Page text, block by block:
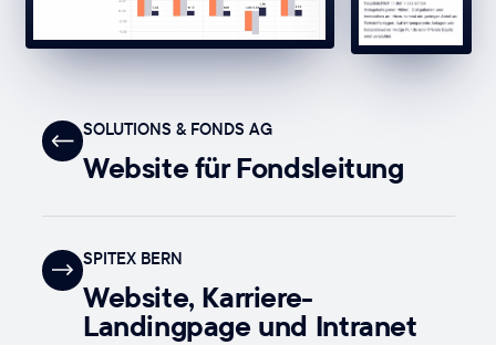
SOLUTIONS & FONDS AG
Website für Fondsleitung
SPITEX BERN
Website, Karriere-
Landingpage und Intranet